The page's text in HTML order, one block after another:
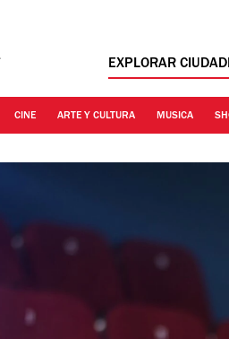
EXPLORAR
CINE ARTE Y CULTURA MUSICA